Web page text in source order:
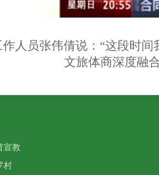
人员张伟倩说：“这段时
文旅体商深度融
宣教
村